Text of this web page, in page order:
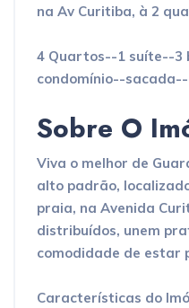
na Av Curitiba, à 2
4 Quartos--1 suíte--3
condomínio--
Sobre O
Viva o melhor de
alto padrão,
praia, na Avenida
distribuídos, unem
comodidade de estar
Características do